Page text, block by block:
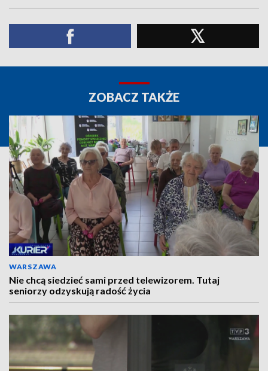
ZOBACZ TAKŻE
WARSZAWA
Nie chcą siedzieć sami przed telewizorem. Tutaj
seniorzy odzyskują radość życia